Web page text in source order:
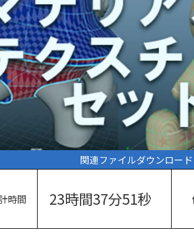
関連ファイルダウンロード
時間 23時間37分51秒